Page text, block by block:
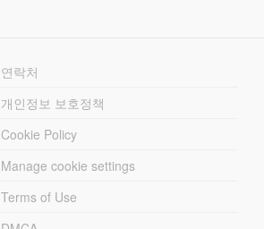
연락처
개인정보 보호정책
Cookie Policy
Manage cookie settings
Terms of Use